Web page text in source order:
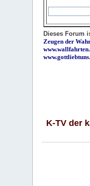
Dieses Forum
Zeugen der
K-TV der